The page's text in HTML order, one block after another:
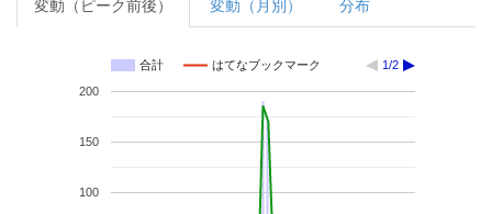
変動（ピーク前後） 変動（月別） 分布
合計 はてなブックマーク 1/2
100
150
200